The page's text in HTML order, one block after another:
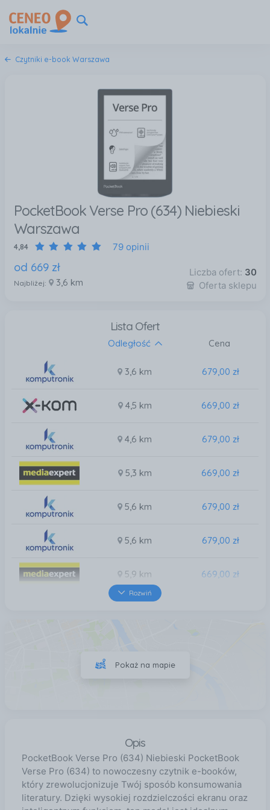
Czytniki e-book Warszawa
PocketBook Verse Pro (634) Niebieski
Warszawa
4,84 79 opinii
od 669 zł
Najbliżej: 3,6 km
Liczba ofert: 30
Oferta sklepu
Lista Ofert
Odległość Cena
3,6 km 679,00 zł
4,5 km 669,00 zł
4,6 km 679,00 zł
5,3 km 669,00 zł
5,6 km 679,00 zł
5,6 km 679,00 zł
5,9 km 669,00 zł
Rozwiń
Pokaż na mapie
Opis
PocketBook Verse Pro (634) Niebieski PocketBook
Verse Pro (634) to nowoczesny czytnik e-booków,
który zrewolucjonizuje Twój sposób konsumowania
literatury. Dzięki wysokiej rozdzielczości ekranu oraz